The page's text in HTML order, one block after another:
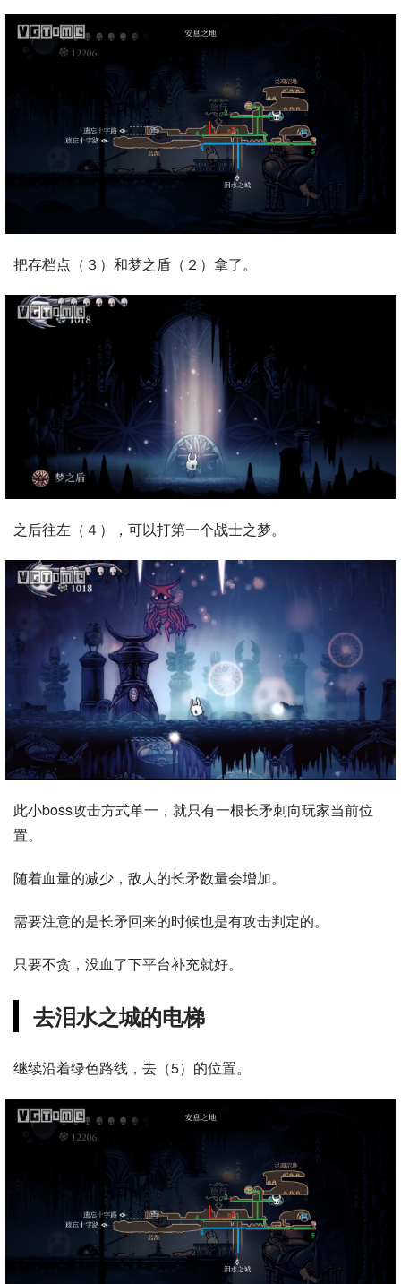
把存档点（３）和梦之盾（２）拿了。
之后往左（４），可以打第一个战士之梦。
此小boss攻击方式单一，就只有一根长矛刺向玩家当前位
置。
随着血量的减少，敌人的长矛数量会增加。
需要注意的是长矛回来的时候也是有攻击判定的。
只要不贪，没血了下平台补充就好。
去泪水之城的电梯
继续沿着绿色路线，去（5）的位置。